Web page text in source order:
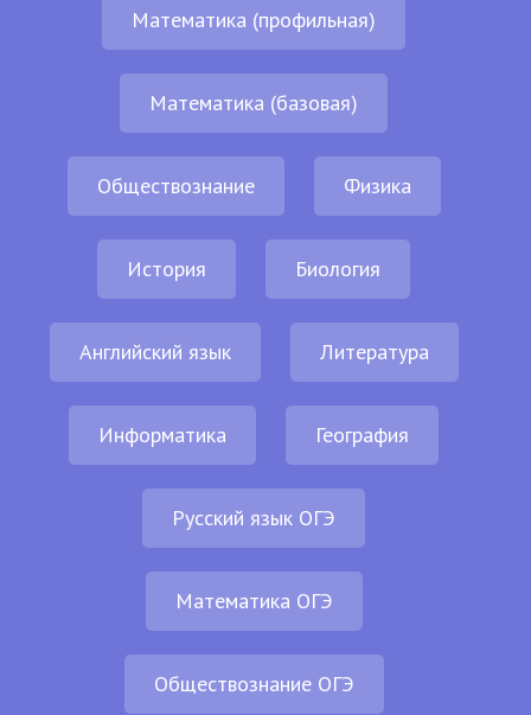
Математика (профильная)
Математика (базовая)
Обществознание Физика
История Биология
Английский язык Литература
Информатика География
Русский язык ОГЭ
Математика ОГЭ
Обществознание ОГЭ